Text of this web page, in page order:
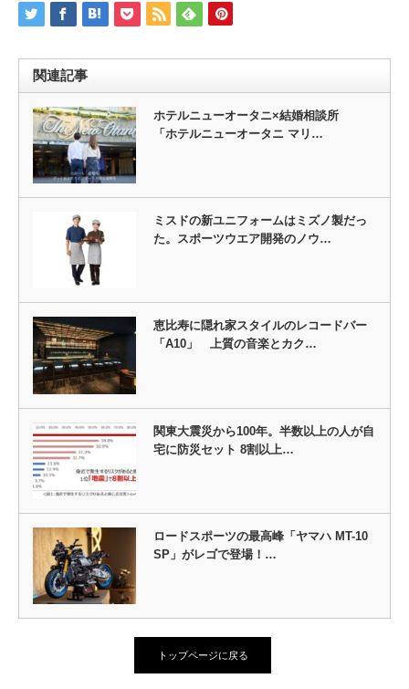
関連記事
ホテルニューオータニ×結婚相談所
「ホテルニューオータニ マリ…
ミスドの新ユニフォームはミズノ製だっ
た。スポーツウエア開発のノウ…
恵比寿に隠れ家スタイルのレコードバー
「A10」 上質の音楽とカク…
関東大震災から100年。半数以上の人が自
宅に防災セット 8割以上…
ロードスポーツの最高峰「ヤマハ MT-10
SP」がレゴで登場！…
トップページに戻る